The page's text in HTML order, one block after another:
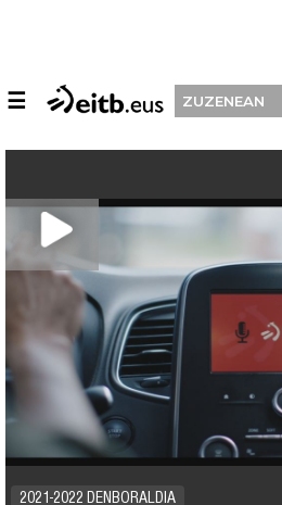
☰ ZUZENEAN
2021-2022 DENBORALDIA